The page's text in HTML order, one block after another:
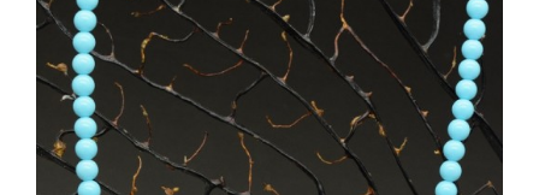
PRODOTTI
BLOG
Filtra per colore